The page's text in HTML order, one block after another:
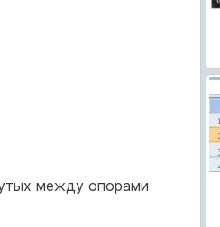
между опорами